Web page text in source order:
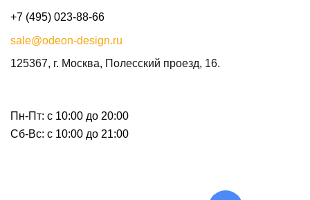
+7 (495) 023-88-66
sale@odeon-design.ru
125367, г. Москва, Полесский проезд, 16.
Пн-Пт: с 10:00 до 20:00
Сб-Вс: с 10:00 до 21:00